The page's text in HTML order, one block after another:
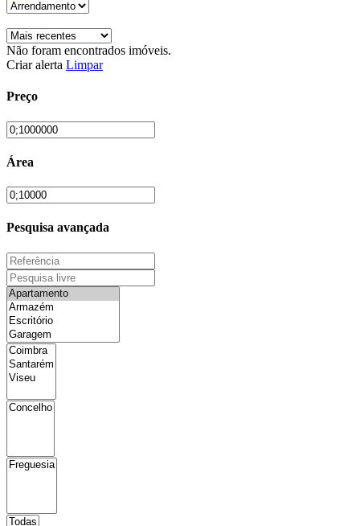
Não foram encontrados imóveis.
Criar alerta Limpar
Preço
Área
Pesquisa avançada